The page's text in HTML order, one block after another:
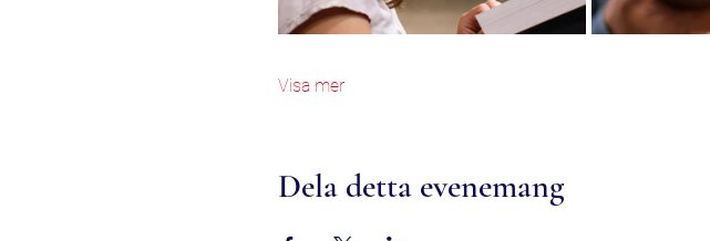
Visa mer
Dela detta evenemang